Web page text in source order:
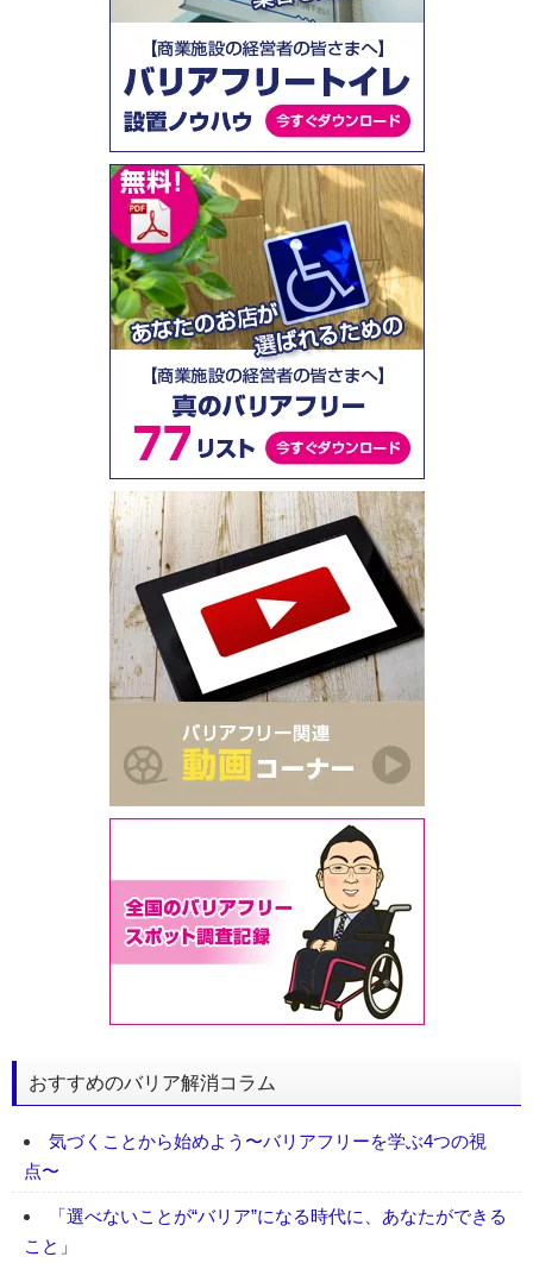
おすすめのバリア解消コラム
気づくことから始めよう〜バリアフリーを学ぶ4つの視
点〜
「選べないことが“バリア”になる時代に、あなたができる
こと」